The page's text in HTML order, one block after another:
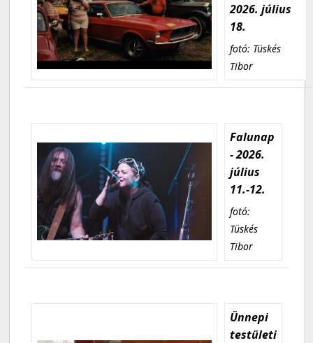
2026. július
18.
fotó: Tüskés
Tibor
Falunap
- 2026.
július
11.-12.
fotó:
Tüskés
Tibor
Ünnepi
testületi